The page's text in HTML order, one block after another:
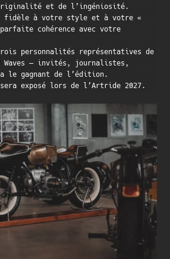
et de l’ingéniosité.
fidèle à votre style et à votre «
cohérence avec votre
personnalités représentatives de
Waves – invités, journalistes,
le gagnant de l’édition.
exposé lors de l’Artride 2027.